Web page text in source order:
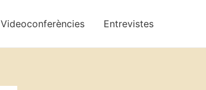
Videoconferències Entrevistes